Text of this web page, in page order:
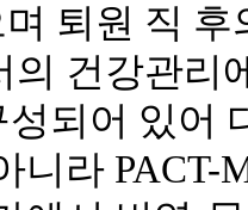
퇴원 직
의 건강관리
성되어 있어
니라